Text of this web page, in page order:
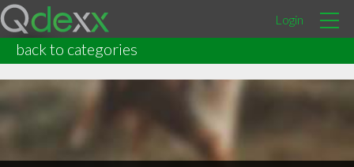
Login
back to categories